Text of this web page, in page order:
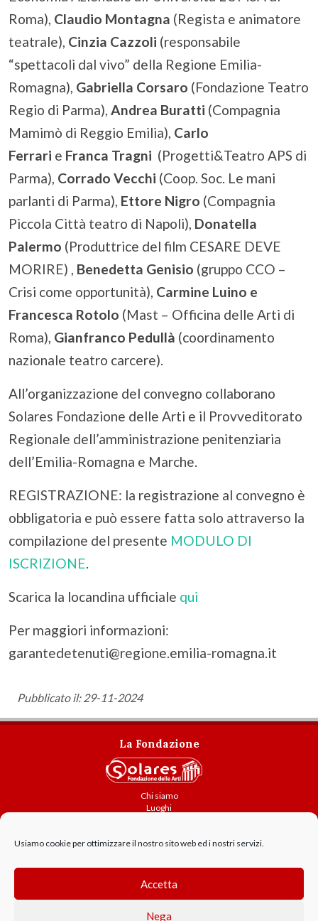
Usiamo cookie per ottimizzare il nostro sito web ed i nostri servizi.
Accetta
Nega
Roma), Claudio Montagna (Regista e animatore
teatrale), Cinzia Cazzoli (responsabile
“spettacoli dal vivo” della Regione Emilia-
Romagna), Gabriella Corsaro (Fondazione Teatro
Regio di Parma), Andrea Buratti (Compagnia
Mamimò di Reggio Emilia), Carlo
Ferrari e Franca Tragni (Progetti&Teatro APS di
Parma), Corrado Vecchi (Coop. Soc. Le mani
parlanti di Parma), Ettore Nigro (Compagnia
Piccola Città teatro di Napoli), Donatella
Palermo (Produttrice del film CESARE DEVE
MORIRE) , Benedetta Genisio (gruppo CCO –
Crisi come opportunità), Carmine Luino e
Francesca Rotolo (Mast – Officina delle Arti di
Roma), Gianfranco Pedullà (coordinamento
nazionale teatro carcere).
All’organizzazione del convegno collaborano
Solares Fondazione delle Arti e il Provveditorato
Regionale dell’amministrazione penitenziaria
dell’Emilia-Romagna e Marche.
REGISTRAZIONE: la registrazione al convegno è
obbligatoria e può essere fatta solo attraverso la
compilazione del presente MODULO DI
ISCRIZIONE.
Scarica la locandina ufficiale qui
Per maggiori informazioni:
garantedetenuti@regione.emilia-romagna.it
Pubblicato il: 29-11-2024
La Fondazione
Chi siamo
Luoghi
Contatti
Cookie Policy
GDPR - Privacy